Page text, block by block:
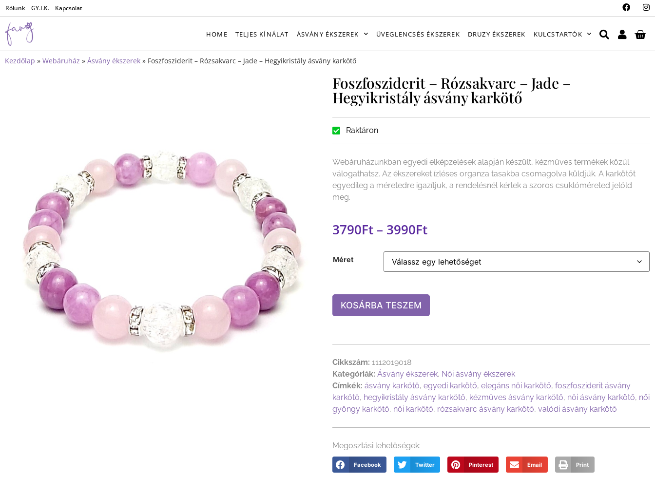
Rólunk GY.I.K. Kapcsolat
HOME TELJES KÍNÁLAT ÁSVÁNY ÉKSZEREK ÜVEGLENCSÉS ÉKSZEREK DRUZY ÉKSZEREK KULCSTARTÓK
Kezdőlap » Webáruház » Ásvány ékszerek » Foszfosziderit – Rózsakvarc – Jade – Hegyikristály ásvány karkötő
Foszfosziderit – Rózsakvarc – Jade –
Hegyikristály ásvány karkötő
Raktáron
Webáruházunkban egyedi elképzelések alapján készült, kézműves termékek közül
válogathatsz. Az ékszereket ízléses organza tasakba csomagolva küldjük. A karkötőt
egyedileg a méretedre igazítjuk, a rendelésnél kérlek a szoros csuklóméreted jelöld
meg.
3790Ft – 3990Ft
Méret
KOSÁRBA TESZEM
Cikkszám: 1112019018
Kategóriák: Ásvány ékszerek, Női ásvány ékszerek
Címkék: ásvány karkötő, egyedi karkötő, elegáns női karkötő, foszfosziderit ásvány
karkötő, hegyikristály ásvány karkötő, kézműves ásvány karkötő, női ásvány karkötő, női
gyöngy karkötő, női karkötő, rózsakvarc ásvány karkötő, valódi ásvány karkötő
Megosztási lehetőségek:
Facebook Twitter Pinterest Email Print